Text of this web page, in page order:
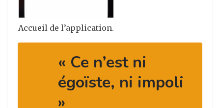
Accueil de l’application.
« Ce n’est ni
égoïste, ni impoli
»